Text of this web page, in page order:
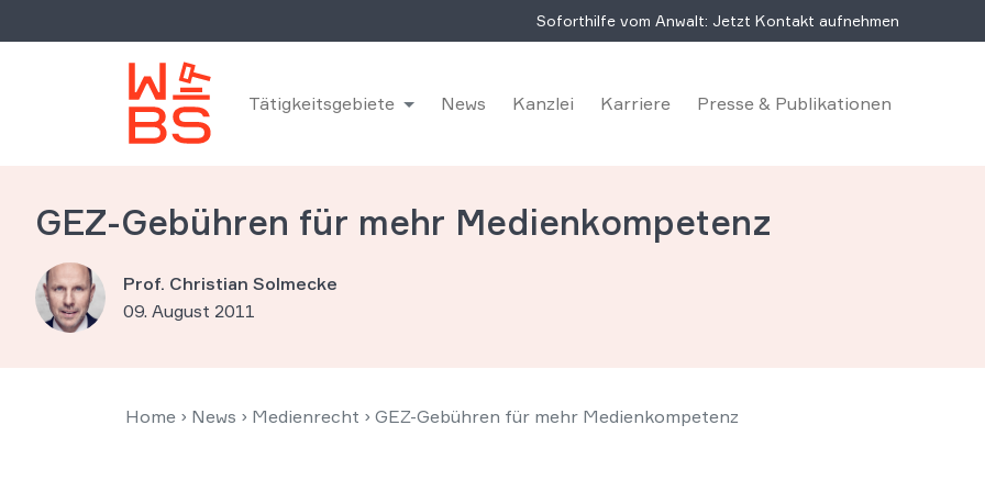
Soforthilfe vom Anwalt: Jetzt Kontakt aufnehmen
Tätigkeitsgebiete News Kanzlei Karriere Presse & Publikationen
GEZ-Gebühren für mehr Medienkompetenz
Prof. Christian Solmecke
09. August 2011
Home › News › Medienrecht › GEZ-Gebühren für mehr Medienkompetenz